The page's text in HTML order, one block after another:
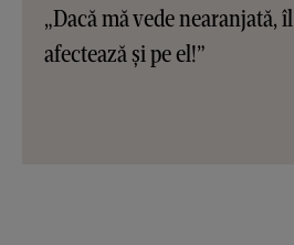
„Dacă mă vede nearanjată, îl
afectează și pe el!”